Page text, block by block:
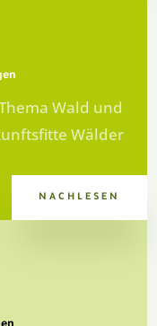
Wald und
Wälder
NACHLESEN